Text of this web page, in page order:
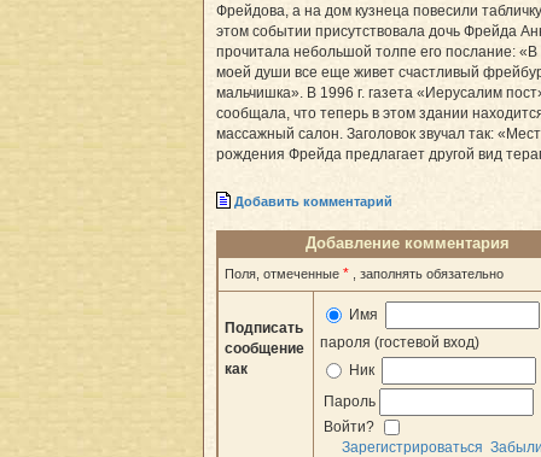
Фрейдова, а на дом кузнеца повесили
этом событии присутствовала дочь Фрейда
прочитала небольшой толпе его послание: «В
моей души все еще живет счастливый
мальчишка». В 1996 г. газета «Иерусалим
сообщала, что теперь в этом здании
массажный салон. Заголовок звучал так:
рождения Фрейда предлагает другой вид
Добавить комментарий
Добавление комментария
Поля, отмеченные * , заполнять обязательно
Подписать
сообщение
как
Имя
пароля (гостевой вход)
Ник
Пароль
Войти?
Зарегистрироваться